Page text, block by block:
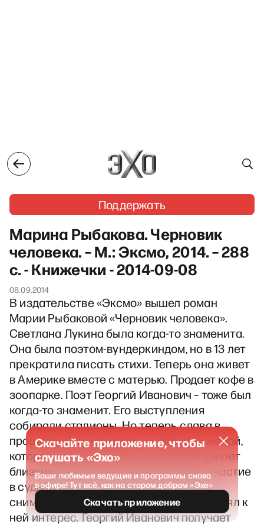
Поддержать
Марина Рыбакова. Черновик
человека. – М.: Эксмо, 2014. – 288
с. - Книжечки - 2014-09-08
08.09.2014
В издательстве «Эксмо» вышел роман
Марии Рыбаковой «Черновик человека».
Светлана Лукина была когда-то знаменита.
Она была поэтом-вундеркиндом, но в 13 лет
прекратила писать стихи. Теперь она живет
в Америке вместе с матерью. Продает кофе в
зоопарке. Поэт Георгий Иванович – тоже был
когда-то знаменит. Его выступления
собирали стадионы. Но теперь слава в
прошлом. Он ухаживает за больной женой,
которая забывает слова и с трудом узнает
близких. Именно он когда-то принял участие
в судьбе Светланы, издавал ее стихи,
снимал на телевидении. Но потом потерял к
ней интерес. Георгий Иванович получает
Скачайте приложение, чтобы
слушать «Эхо»
Ваши любимые ведущие и программы снова
в эфире! Тут всё, как на старом добром «Эхе»
Скачать приложение